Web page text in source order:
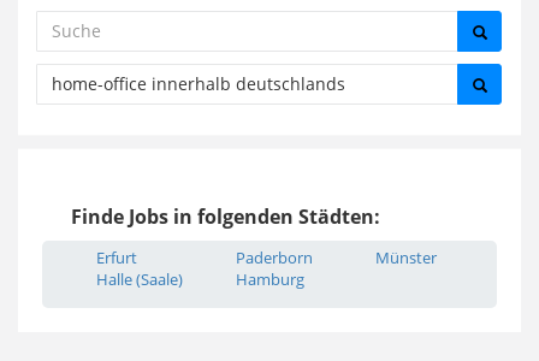
Finde Jobs in folgenden Städten:
Erfurt
Halle (Saale)
Paderborn
Hamburg
Münster